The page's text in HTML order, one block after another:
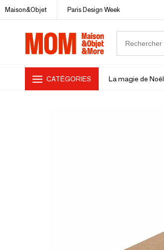
Maison&Objet Paris Design Week
CATÉGORIES La magie de Noël